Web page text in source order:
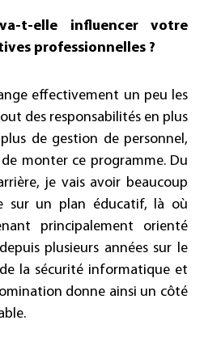
t-elle influencer votre
professionnelles ?
effectivement un peu les
des responsabilités en plus
de gestion de personnel,
monter ce programme. Du
je vais avoir beaucoup
sur un plan éducatif, là où
principalement orienté
plusieurs années sur le
la sécurité informatique et
donne ainsi un côté